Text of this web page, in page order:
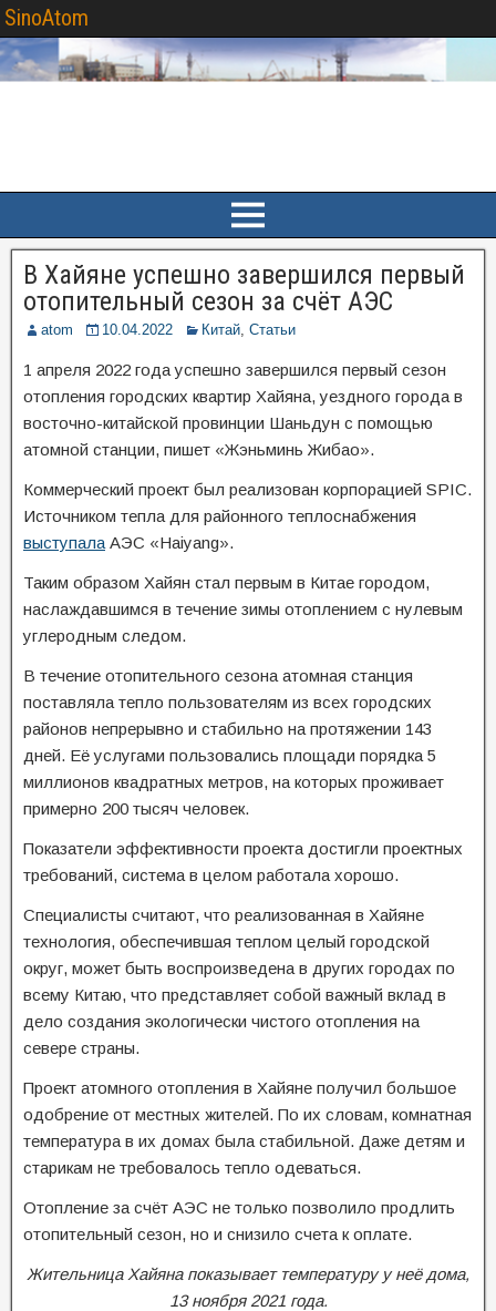
SinoAtom
В Хайяне успешно завершился первый
отопительный сезон за счёт АЭС
atom 10.04.2022 Китай, Статьи
1 апреля 2022 года успешно завершился первый сезон
отопления городских квартир Хайяна, уездного города в
восточно-китайской провинции Шаньдун с помощью
атомной станции, пишет «Жэньминь Жибао».
Коммерческий проект был реализован корпорацией SPIC.
Источником тепла для районного теплоснабжения
выступала АЭС «Haiyang».
Таким образом Хайян стал первым в Китае городом,
наслаждавшимся в течение зимы отоплением с нулевым
углеродным следом.
В течение отопительного сезона атомная станция
поставляла тепло пользователям из всех городских
районов непрерывно и стабильно на протяжении 143
дней. Её услугами пользовались площади порядка 5
миллионов квадратных метров, на которых проживает
примерно 200 тысяч человек.
Показатели эффективности проекта достигли проектных
требований, система в целом работала хорошо.
Специалисты считают, что реализованная в Хайяне
технология, обеспечившая теплом целый городской
округ, может быть воспроизведена в других городах по
всему Китаю, что представляет собой важный вклад в
дело создания экологически чистого отопления на
севере страны.
Проект атомного отопления в Хайяне получил большое
одобрение от местных жителей. По их словам, комнатная
температура в их домах была стабильной. Даже детям и
старикам не требовалось тепло одеваться.
Отопление за счёт АЭС не только позволило продлить
отопительный сезон, но и снизило счета к оплате.
Жительница Хайяна показывает температуру у неё дома,
13 ноября 2021 года.